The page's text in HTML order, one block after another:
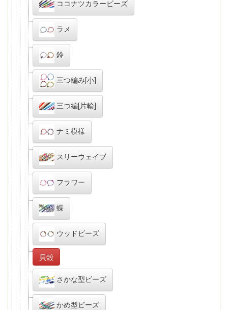
ココナツカラービーズ
ラメ
鈴
三つ編み[小]
三つ編[片輪]
ナミ模様
スリーウェイブ
フラワー
蝶
ウッドビーズ
貝殻
さかな型ビーズ
かめ型ビーズ